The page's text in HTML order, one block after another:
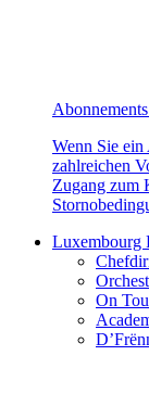
Abonnements
Wenn Sie ein
zahlreichen
Zugang zum
Luxembourg
On